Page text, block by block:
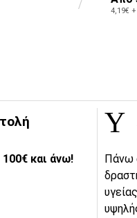
4,19€
και άνω! Πάνω